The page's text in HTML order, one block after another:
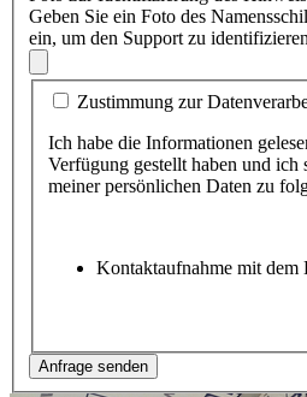
Geben Sie ein Foto des
ein, um den Support zu
Zustimmung zur
Ich habe die Informationen gelesen, die Sie mir zur
Verfügung gestellt haben und ich
meiner persönlichen Daten zu
Kontaktaufnahme mit dem